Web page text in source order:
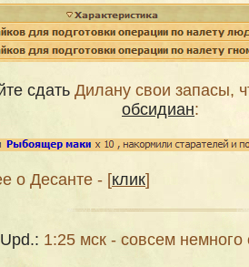
сдать Дилану свои запасы,
обсидиан:
о Десанте - [клик]
Upd.: 1:25 мск - совсем немного